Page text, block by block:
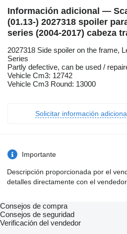
Información adicional —
(01.13-) 2027318 spoiler
series (2004-2017) cabeza
2027318 Side spoiler on the frame,
Series
Partly defective, can be used /
Vehicle Cm3: 12742
Vehicle Cm3 Round: 13000
Solicitar información
Importante
Descripción proporcionada por el
detalles directamente con el
Consejos de compra
Consejos de seguridad
Verificación del vendedor